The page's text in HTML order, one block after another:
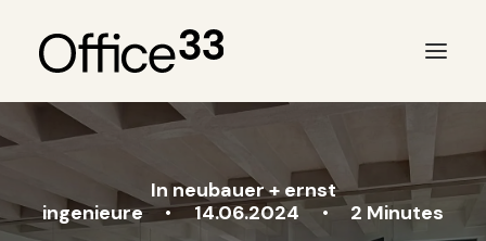
Inneubauer + ernst
ingenieure
• 14.06.2024 • 2 Minutes